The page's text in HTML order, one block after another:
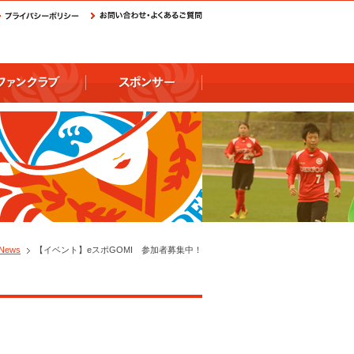
News 【イベント】eスポGOMI 参加者募集中！